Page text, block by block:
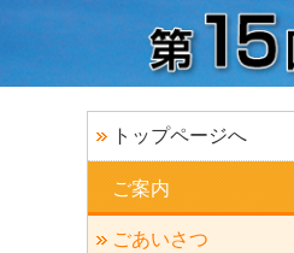
トップページへ
ご案内
ごあいさつ